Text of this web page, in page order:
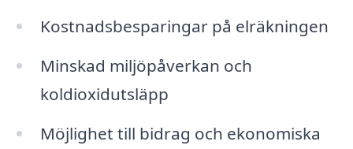
Kostnadsbesparingar på elräkningen
Minskad miljöpåverkan och
koldioxidutsläpp
Möjlighet till bidrag och ekonomiska